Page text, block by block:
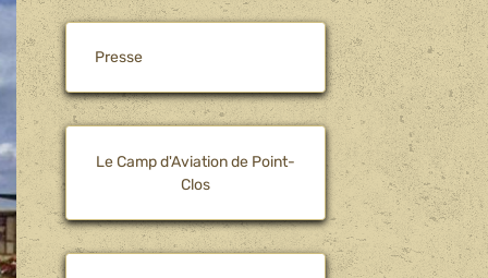
Presse
Le Camp d'Aviation de Point-
Clos